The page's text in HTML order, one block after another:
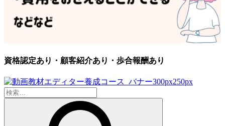
資格認定あり・顧客紹介あり・歩合報酬あり
検
索: